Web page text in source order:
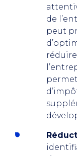
de
peut